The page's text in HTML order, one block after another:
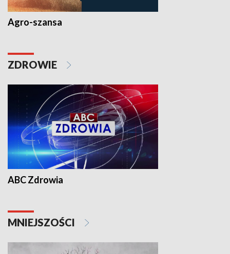
Agro-szansa
ZDROWIE
ABC Zdrowia
MNIEJSZOŚCI